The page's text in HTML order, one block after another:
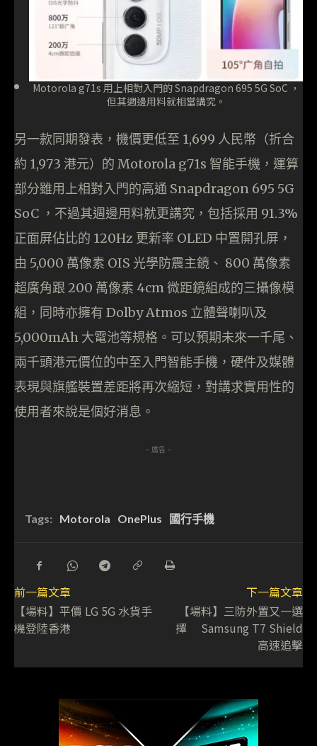
Motorola g71s 用上相對入門的 Snapdragon 695 5G SoC ，
但其週邊用料就相當講究。
另一款同期發表，機價更低至 1,699 人民幣（折合
約 1,973 港元）的 Motorola g71s 智能手機，運算
部分雖用上相對入門的高通 Snapdragon 695 5G
SoC ，不過其週邊用料就更講究，包括採用 91.3%
正面屏佔比的 120Hz 更新率 OLED 中置開孔屏，
由 5,000 萬像素 OIS 光學防震主鏡、 800 萬像素
超廣角跟 200 萬像素 4cm 微距鏡組成的三攝像模
組，同時亦擁有 Dolby Atmos 立體聲喇叭及
5,000mAh 大電池等規格。可以預期未來一千尾、
兩千頭港元價位的中至入門智能手機，硬件及媒體
表現與旗艦裝置差距將再次縮短，對講求實用性的
使用者來說是個好消息。
- 廣告 -
Tags: Motorola OnePlus 國行手機
前一篇文章
【場料】平價 LG 5G 水貨手
機登陸香港
下一篇文章
【場料】三防外置又一選
擇 Samsung T7 Shield
高速追擊